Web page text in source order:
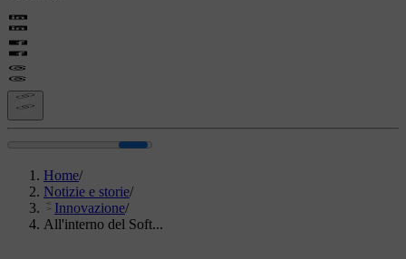
Home/
Notizie e storie/
Innovazione/
All'interno del Soft...